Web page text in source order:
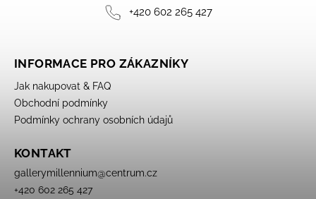
+420 602 265 427
INFORMACE PRO ZÁKAZNÍKY
Jak nakupovat & FAQ
Obchodní podmínky
Podmínky ochrany osobních údajů
KONTAKT
gallerymillennium@centrum.cz
+420 602 265 427